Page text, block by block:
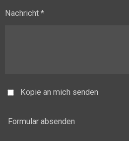
Nachricht *
Kopie an mich senden
Formular absenden